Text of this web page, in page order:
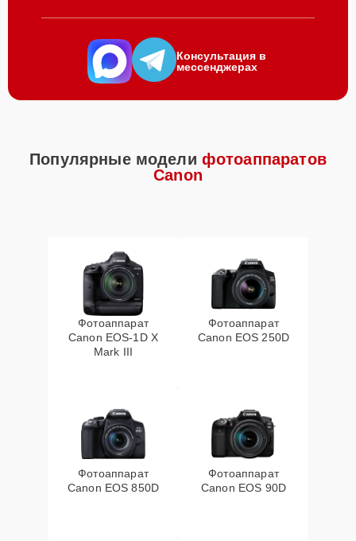
Консультация в
мессенджерах
Популярные модели фотоаппаратов
Canon
Фотоаппарат
Canon EOS‑1D X
Mark III
Фотоаппарат
Canon EOS 250D
Фотоаппарат
Canon EOS 850D
Фотоаппарат
Canon EOS 90D